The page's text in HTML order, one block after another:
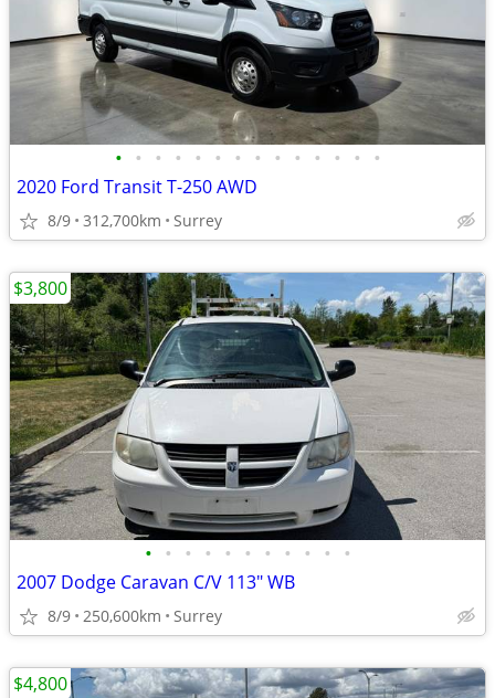
• • • • • • • • • • • • • •
2020 Ford Transit T-250 AWD
8/9 312,700km Surrey
• • • • • • • • • • •
2007 Dodge Caravan C/V 113" WB
8/9 250,600km Surrey
$3,800
$4,800